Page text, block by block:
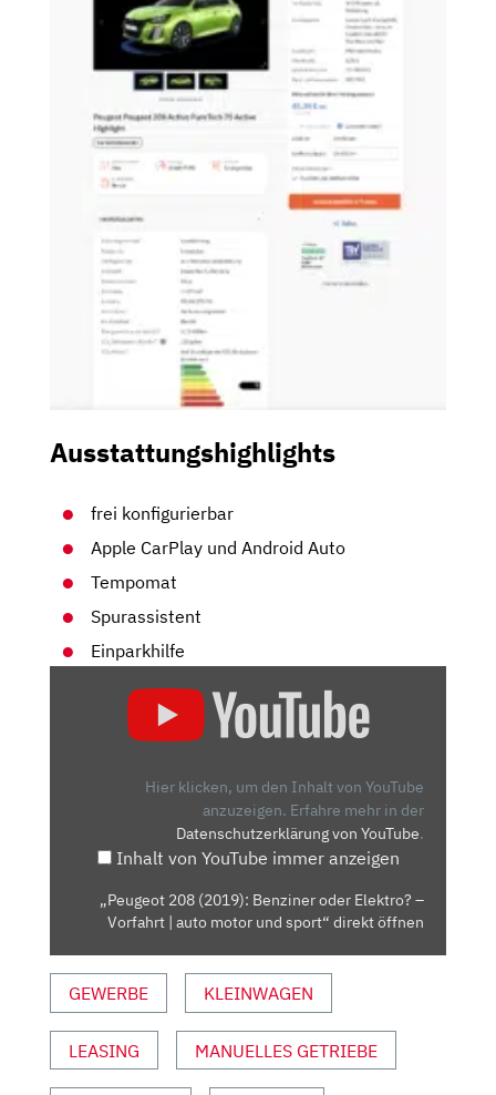
Ausstattungshighlights
frei konfigurierbar
Apple CarPlay und Android Auto
Tempomat
Spurassistent
Einparkhilfe
VORFAHRT
UND
SPORT“
YOUTUBE
ANZEIGEN
Hier klicken, um den Inhalt von YouTube
anzuzeigen. Erfahre mehr in der
Datenschutzerklärung von YouTube.
Inhalt von YouTube immer anzeigen
„Peugeot 208 (2019): Benziner oder Elektro? –
Vorfahrt | auto motor und sport“ direkt öffnen
GEWERBE KLEINWAGEN
LEASING MANUELLES GETRIEBE